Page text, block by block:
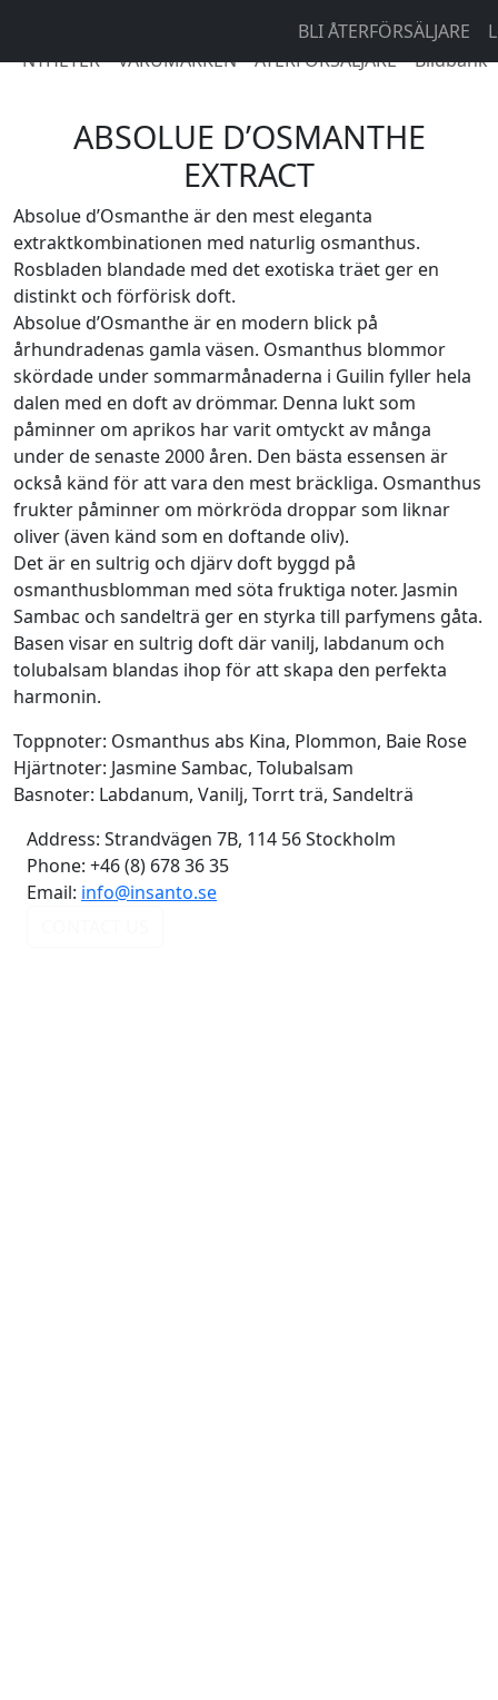
BLI ÅTERFÖRSÄLJARE
NYHETER
VARUMÄRKEN ÅTERFÖRSÄLJARE Bildbank
ABSOLUE D’OSMANTHE
EXTRACT
Absolue d’Osmanthe är den mest eleganta
extraktkombinationen med naturlig osmanthus.
Rosbladen blandade med det exotiska träet ger en
distinkt och förförisk doft.
Absolue d’Osmanthe är en modern blick på
århundradenas gamla väsen. Osmanthus blommor
skördade under sommarmånaderna i Guilin fyller hela
dalen med en doft av drömmar. Denna lukt som
påminner om aprikos har varit omtyckt av många
under de senaste 2000 åren. Den bästa essensen är
också känd för att vara den mest bräckliga. Osmanthus
frukter påminner om mörkröda droppar som liknar
oliver (även känd som en doftande oliv).
Det är en sultrig och djärv doft byggd på
osmanthusblomman med söta fruktiga noter. Jasmin
Sambac och sandelträ ger en styrka till parfymens gåta.
Basen visar en sultrig doft där vanilj, labdanum och
tolubalsam blandas ihop för att skapa den perfekta
harmonin.
Toppnoter: Osmanthus abs Kina, Plommon, Baie Rose
Hjärtnoter: Jasmine Sambac, Tolubalsam
Basnoter: Labdanum, Vanilj, Torrt trä, Sandelträ
Address: Strandvägen 7B, 114 56 Stockholm
Phone: +46 (8) 678 36 35
Email: info@insanto.se